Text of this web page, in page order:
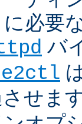
必要
バ
せま